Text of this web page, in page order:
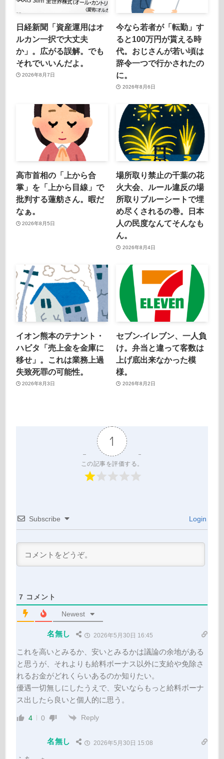
日経新聞「資産運用はオ
ルカン一択で大丈夫
か」。広がる誤解。でも
それでいいんだよ。
2026年8月7日
今なら若者が「転勤」す
ると100万円が貰える時
代。おじさんが若い頃は
辞令一つで行かされたの
に。
2026年8月6日
高市首相の「上から合
掌」を「上から目線」で
批判する蓮舫さん。暇だ
なぁ。
2026年8月5日
場所取り禁止の千葉の花
火大会、ルール違反の場
所取りブルーシートで埋
め尽くされるの巻。日本
人の民度なんてそんなも
ん。
2026年8月4日
イオン熊本のテナント・
ハビタ「売上金を金庫に
移せ」。これは業務上過
失致死罪の可能性。
2026年8月3日
セブン-イレブン、一人負
け。弁当と違って客数は
上げ底出来なかった模
様。
2026年8月2日
1
この記事を評価する。
Subscribe Login
7 コメント
Newest
名無し 2026年5月30日 16:45
これを高いとみるか、安いとみるかは議論の余地がある
と思うが、それよりも給料ボーナス以外に支給や免除さ
れるお金がどれくらいあるのか知りたい。
優遇一切無しにしたうえで、安いならもっと給料ボーナ
ス出したら良いと個人的に思う。
4 0 Reply
名無し 2026年5月30日 15:08